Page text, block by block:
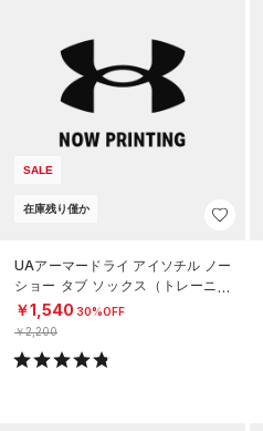
SALE
在庫残り僅か
UAアーマードライ アイソチル ノー
ショー タブ ソックス（トレーニン
グ/UNISEX）
￥1,540 30%OFF
￥2,200